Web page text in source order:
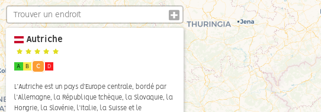
Autriche
A B C D
L’Autriche est un pays d’Europe centrale, bordé par
l’Allemagne, la République tchèque, la Slovaquie, la
Hongrie, la Slovénie, l’Italie, la Suisse et le